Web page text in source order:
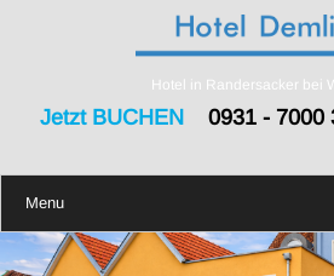
Hotel in Randersacker bei
Jetzt BUCHEN0931 -
Menu